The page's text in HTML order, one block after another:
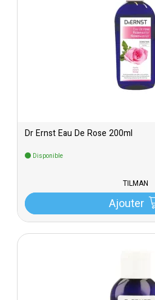
Dr Ernst Eau De Rose 200ml
Disponible
TILMAN
Ajouter